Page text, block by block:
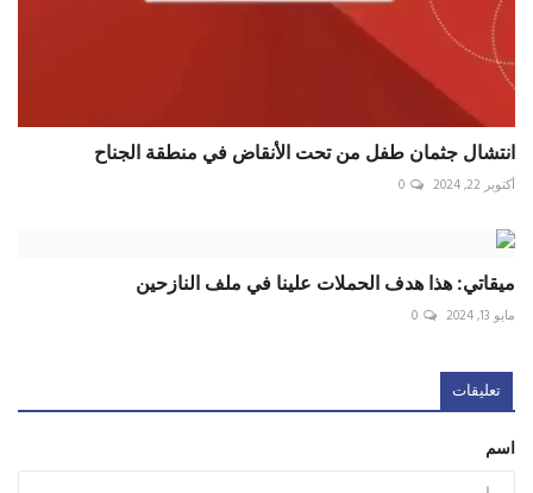
انتشال جثمان طفل من تحت الأنقاض في منطقة ‎الجناح
أكتوبر 22, 2024 0
ميقاتي: هذا هدف الحملات علينا في ملف النازحين
مايو 13, 2024 0
تعليقات
اسم